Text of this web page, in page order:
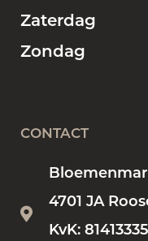
Zaterdag
Zondag
CONTACT
4701 JA
KvK: 81413335